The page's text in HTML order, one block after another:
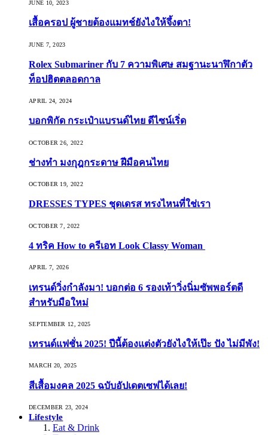
JUNE 10, 2023
เสื้อครอป ผู้ชายต้องแมทช์ยังไงให้จึ้งตา!
JUNE 7, 2023
Rolex Submariner กับ 7 ความพิเศษ สมฐานะนาฬิกาตัว
ท็อปฮิตตลอดกาล
APRIL 24, 2024
บอกพิกัด กระเป๋าแบรนด์ไทย ดีไซน์เริ่ด
OCTOBER 26, 2022
ช่างทำ มงกุฎกระดาษ ฝีมือคนไทย
OCTOBER 19, 2022
DRESSES TYPES ชุดเดรส ทรงไหนที่ใช่เรา
OCTOBER 7, 2022
4 ทริค How to ครีเอท Look Classy Woman
APRIL 7, 2026
เทรนด์วิ่งกำลังมา! บอกต่อ 6 รองเท้าวิ่งนิ่มซัพพอร์ตดี
สำหรับมือใหม่
SEPTEMBER 12, 2025
เทรนด์แฟชั่น 2025! ปีนี้ต้องแต่งตัวยังไงให้เป๊ะ ปัง ไม่มีพัง!
MARCH 20, 2025
สีเสื้อมงคล 2025 ฉบับอัปเดตเซฟได้เลย!
DECEMBER 23, 2024
Lifestyle
Eat & Drink